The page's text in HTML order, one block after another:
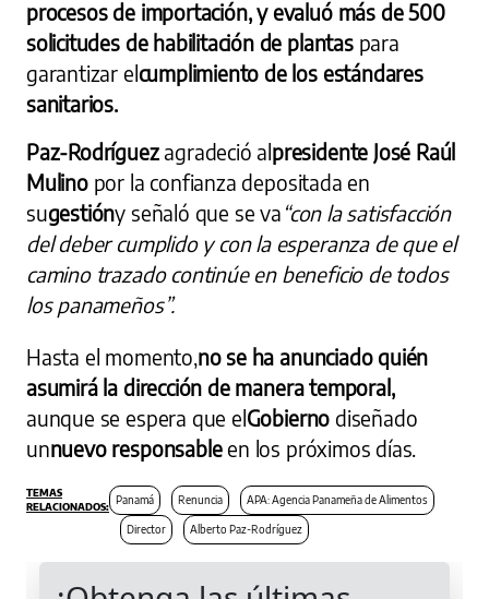
procesos de importación, y evaluó más de 500
solicitudes de habilitación de plantaspara
garantizar elcumplimiento de los estándares
sanitarios.
Paz-Rodríguezagradeció alpresidente José Raúl
Mulinopor la confianza depositada en
sugestióny señaló que se va “con la satisfacción
del deber cumplido y con la esperanza de que el
camino trazado continúe en beneficio de todos
los panameños”.
Hasta el momento, no se ha anunciado quién
asumirá la dirección de manera temporal,
aunque se espera que elGobierno diseñado
unnuevo responsableen los próximos días.
Panamá Renuncia APA: Agencia Panameña de Alimentos
Director Alberto Paz-Rodríguez